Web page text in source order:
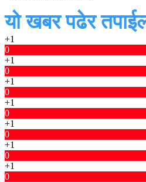
यो खबर पढेर
+1
0
+1
0
+1
0
+1
0
+1
0
+1
0
+1
0